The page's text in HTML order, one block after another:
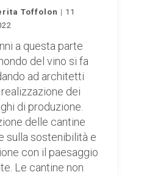
Toffolon
11
a questa parte
del vino si fa
ad architetti
dei
di produzione.
delle cantine
sulla sostenibilità e
con il paesaggio
Le cantine non